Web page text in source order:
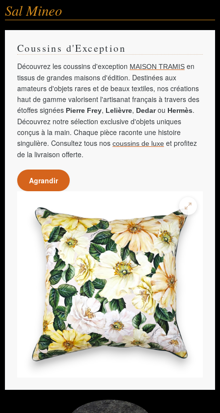
Sal Mineo
Coussins d'Exception
Découvrez les coussins d'exception MAISON TRAMIS en
tissus de grandes maisons d'édition. Destinées aux
amateurs d'objets rares et de beaux textiles, nos créations
haut de gamme valorisent l'artisanat français à travers des
étoffes signées Pierre Frey, Lelièvre, Dedarou Hermès.
Découvrez notre sélection exclusive d'objets uniques
conçus à la main. Chaque pièce raconte une histoire
singulière. Consultez tous nos coussins de luxe et profitez
de la livraison offerte.
Agrandir